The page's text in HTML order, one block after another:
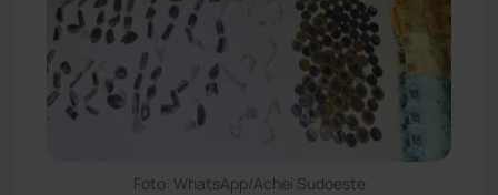
Foto: WhatsApp/Achei Sudoeste